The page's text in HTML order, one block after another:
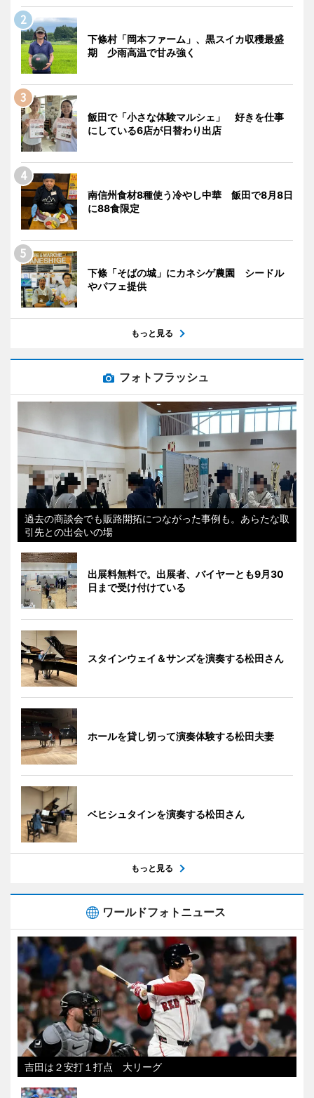
下條村「岡本ファーム」、黒スイカ収穫最盛
期 少雨高温で甘み強く
飯田で「小さな体験マルシェ」 好きを仕事
にしている6店が日替わり出店
南信州食材8種使う冷やし中華 飯田で8月8日
に88食限定
下條「そばの城」にカネシゲ農園 シードル
やパフェ提供
もっと見る
フォトフラッシュ
過去の商談会でも販路開拓につながった事例も。あらたな取
引先との出会いの場
出展料無料で。出展者、バイヤーとも9月30
日まで受け付けている
スタインウェイ＆サンズを演奏する松田さん
ホールを貸し切って演奏体験する松田夫妻
ベヒシュタインを演奏する松田さん
もっと見る
ワールドフォトニュース
吉田は２安打１打点 大リーグ